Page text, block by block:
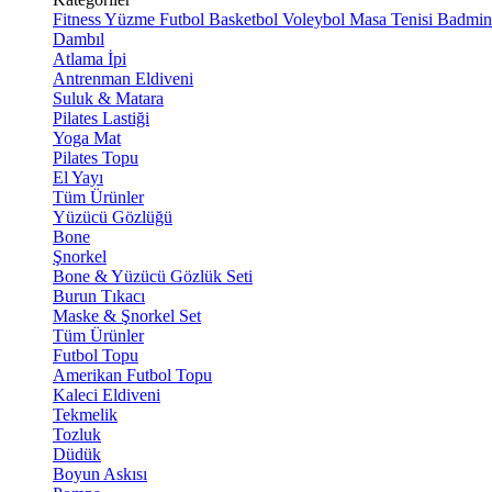
FitnessYüzme Futbol Basketbol Voleybol Masa Tenisi
Dambıl
Atlama İpi
Antrenman Eldiveni
Suluk & Matara
Pilates Lastiği
Yoga Mat
Pilates Topu
El Yayı
Tüm Ürünler
Yüzücü Gözlüğü
Bone
Şnorkel
Bone & Yüzücü Gözlük Seti
Burun Tıkacı
Maske & Şnorkel Set
Tüm Ürünler
Futbol Topu
Amerikan Futbol Topu
Kaleci Eldiveni
Tekmelik
Tozluk
Düdük
Boyun Askısı